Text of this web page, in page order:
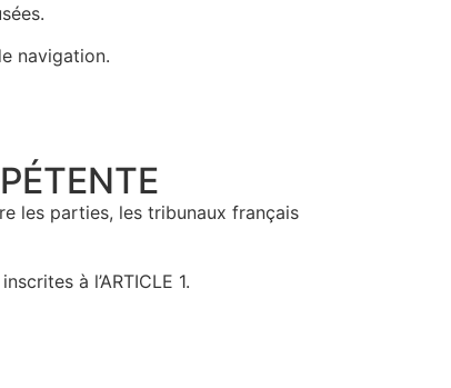
navigation.
les parties, les tribunaux français
à l’ARTICLE 1.